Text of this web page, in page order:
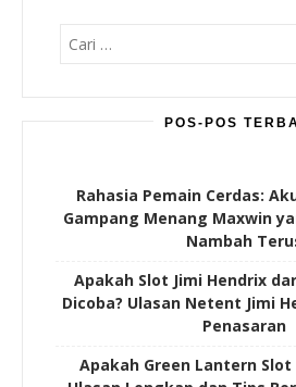
Cari
untuk:
POS-POS
Rahasia Pemain Cerdas:
Gampang Menang Maxwin
Nambah
Apakah Slot Jimi Hendrix
Dicoba? Ulasan Netent Jimi
Penasaran
Apakah Green Lantern Slot